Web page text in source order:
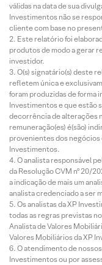
válidas na data de sua
Investimentos não se
cliente com base no
Este relatório foi
produtos de modo a gerar
investidor.
O(s) signatário(s) deste
refletem única e
foram produzidas de forma
Investimentos e que estão
decorrência de alterações
remuneração(es) é(são)
provenientes dos negócios
Investimentos.
O analista responsável
da Resolução CVM nº 20/
a indicação de mais um
analista credenciado a ser
Os analistas da XP
todas as regras previstas
Analista de Valores
Valores Mobiliários da XP
O atendimento de
Investimentos ou por